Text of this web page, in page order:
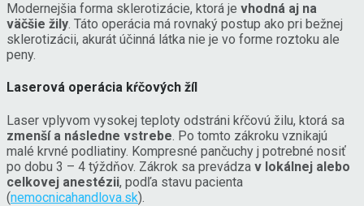
Modernejšia forma sklerotizácie, ktorá je vhodná aj na
väčšie žily. Táto operácia má rovnaký postup ako pri bežnej
sklerotizácii, akurát účinná látka nie je vo forme roztoku ale
peny.
Laserová operácia kŕčových žíl
Laser vplyvom vysokej teploty odstráni kŕčovú žilu, ktorá sa
zmenší a následne vstrebe . Po tomto zákroku vznikajú
malé krvné podliatiny. Kompresné pančuchy j potrebné nosiť
po dobu 3 – 4 týždňov. Zákrok sa prevádza v lokálnej alebo
celkovej anestézii, podľa stavu pacienta
(nemocnicahandlova.sk).